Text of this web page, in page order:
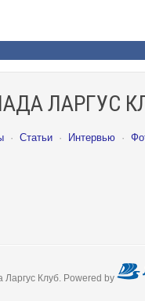
ЛАРГУС
· Статьи · Интервью ·
Клуб. Powered by